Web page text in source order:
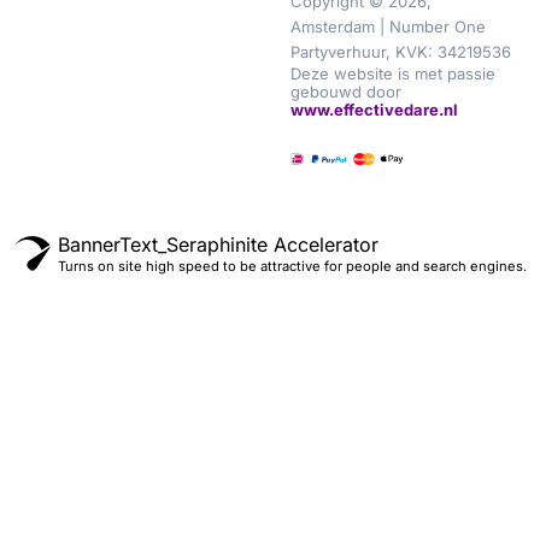
Amsterdam | Number One
Partyverhuur, KVK: 34219536
Deze website is met passie
gebouwd door
www.effectivedare.nl
BannerText_Seraphinite Accelerator
Turns on site high speed to be attractive for people and search engines.